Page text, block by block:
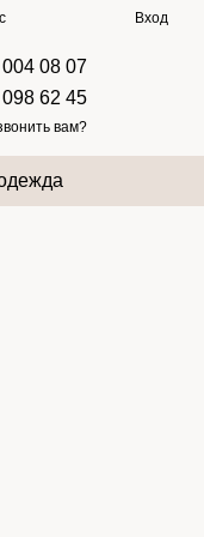
Вход
08 07
62 45
вам?